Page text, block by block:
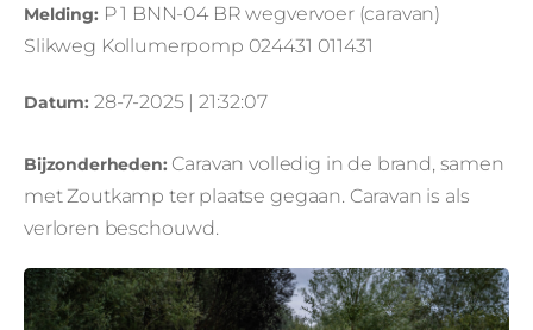
Melding: P 1 BNN-04 BR wegvervoer (caravan)
Slikweg Kollumerpomp 024431 011431
Datum: 28-7-2025 | 21:32:07
Bijzonderheden: Caravan volledig in de brand, samen
met Zoutkamp ter plaatse gegaan. Caravan is als
verloren beschouwd.